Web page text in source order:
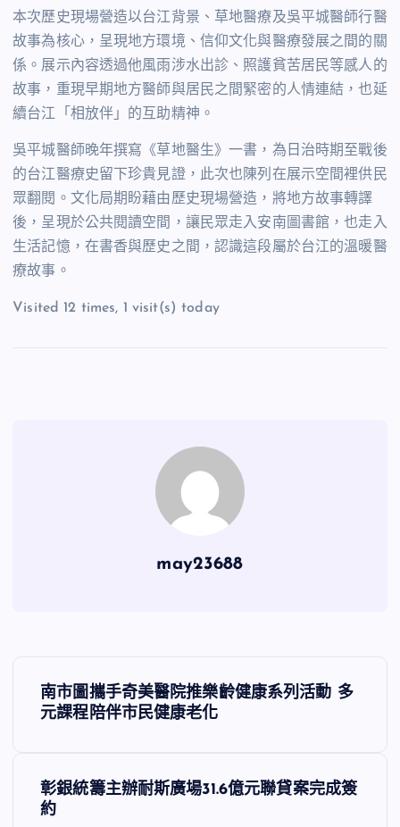
本次歷史現場營造以台江背景、草地醫療及吳平城醫師行醫
故事為核心，呈現地方環境、信仰文化與醫療發展之間的關
係。展示內容透過他風雨涉水出診、照護貧苦居民等感人的
故事，重現早期地方醫師與居民之間緊密的人情連結，也延
續台江「相放伴」的互助精神。
吳平城醫師晚年撰寫《草地醫生》一書，為日治時期至戰後
的台江醫療史留下珍貴見證，此次也陳列在展示空間裡供民
眾翻閱。文化局期盼藉由歷史現場營造，將地方故事轉譯
後，呈現於公共閱讀空間，讓民眾走入安南圖書館，也走入
生活記憶，在書香與歷史之間，認識這段屬於台江的溫暖醫
療故事。
Visited 12 times, 1 visit(s) today
may23688
文
章
覽
南市圖攜手奇美醫院推樂齡健康系列活動 多
元課程陪伴市民健康老化
彰銀統籌主辦耐斯廣場31.6億元聯貸案完成簽
約